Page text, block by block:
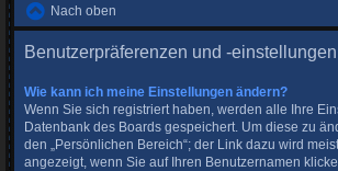
Nach oben
Benutzerpräferenzen und -einstellungen
Wie kann ich meine Einstellungen ändern?
Wenn Sie sich registriert haben, werden alle Ihre
Datenbank des Boards gespeichert. Um diese zu
den „Persönlichen Bereich“; der Link dazu wird
angezeigt, wenn Sie auf Ihren Benutzernamen